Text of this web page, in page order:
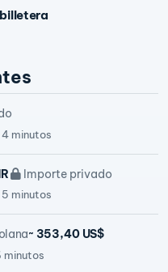
minutos
Importe privado
minutos
~ 353,40 US$
minutos